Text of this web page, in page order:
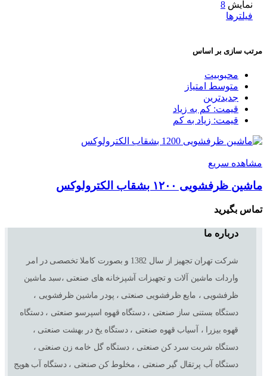
نمایش 8
فیلترها
مرتب سازی بر اساس
محبوبیت
متوسط امتیاز
جدیدترین
قیمت: کم به زیاد
قیمت: زیاد به کم
مشاهده سریع
ماشین ظرفشویی ۱۲۰۰ بشقاب الکترولوکس
تماس بگیرید
درباره ما
شرکت تهران تجهیز از سال 1382 و بصورت کاملا تخصصی در امر
واردات ماشین آلات و تجهبزات آشپزخانه های صنعتی ،سبد ماشین
ظرفشویی ، مایع ظرفشویی صنعتی ، پودر ماشین ظرفشویی ،
دستگاه بستنی ساز صنعتی ، دستگاه قهوه اسپرسو صنعتی ، دستگاه
قهوه بیزرا ، آسیاب قهوه صنعتی ، دستگاه یخ در بهشت صنعتی ،
دستگاه شربت سرد کن صنعتی ، دستگاه گل خامه زن صنعتی ،
دستگاه آب پرتقال گیر صنعتی ، مخلوط کن صنعتی ، دستگاه آب هویج